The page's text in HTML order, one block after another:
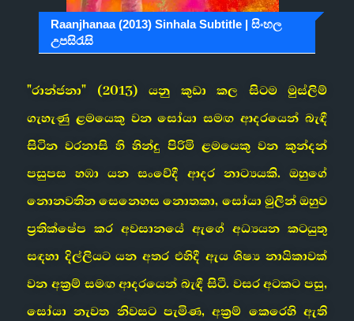
Raanjhanaa (2013) Sinhala Subtitle | සිංහල
උපසිරැසි
"රාන්ජනා" (2013) යනු කුඩා කල සිටම මුස්ලිම්
ගැහැණු ළමයෙකු වන සෝයා සමඟ ආදරයෙන් බැඳී
සිටින වරනාසි හි හින්දු පිරිමි ළමයෙකු වන කුන්දන්
පසුපස හඹා යන සංවේදී ආදර නාට්‍යයකි. ඔහුගේ
නොනවතින සෙනෙහස නොතකා, සෝයා මුලින් ඔහුව
ප්‍රතික්ෂේප කර අවසානයේ ඇගේ අධ්‍යයන කටයුතු
සඳහා දිල්ලියට යන අතර එහිදී ඇය ශිෂ්‍ය නායිකාවක්
වන අක්‍රම් සමඟ ආදරයෙන් බැඳී සිටී. වසර අටකට පසු,
සෝයා නැවත නිවසට පැමිණ, අක්‍රම් කෙරෙහි ඇති